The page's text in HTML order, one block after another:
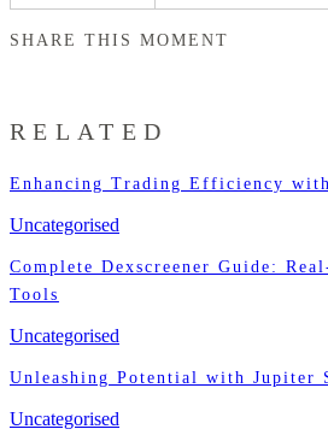
SHARE THIS MOMENT
RELATED
Enhancing Trading Efficiency
Uncategorised
Complete Dexscreener Guide:
Tools
Uncategorised
Unleashing Potential with Jupiter
Uncategorised